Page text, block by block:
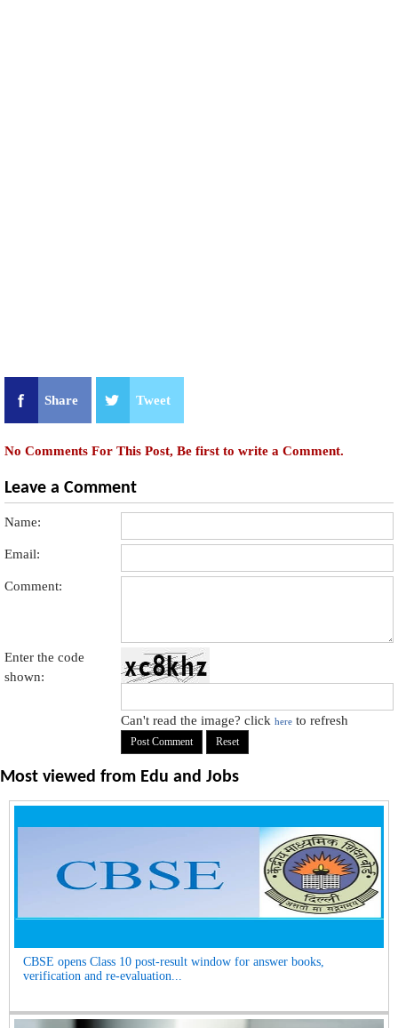
Share Tweet
No Comments For This Post, Be first to write a Comment.
Leave a Comment
Name:
Email:
Comment:
Enter the code
shown:
Can't read the image? clickhere to refresh
Most viewed from Edu and Jobs
CBSE opens Class 10 post-result window for answer books,
verification and re-evaluation...